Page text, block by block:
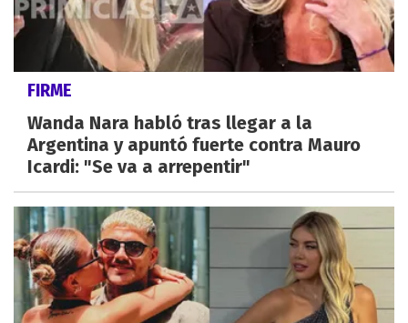
FIRME
Wanda Nara habló tras llegar a la
Argentina y apuntó fuerte contra Mauro
Icardi: "Se va a arrepentir"